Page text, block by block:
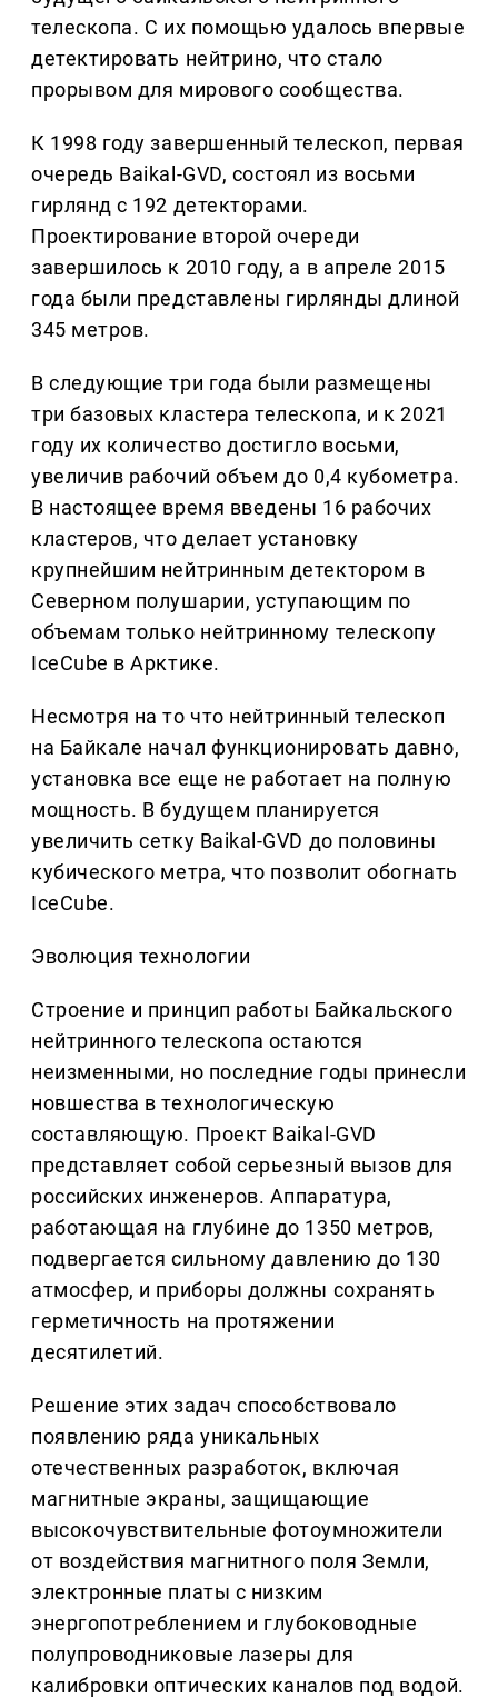
телескопа. С их помощью удалось впервые
детектировать нейтрино, что стало
прорывом для мирового сообщества.
К 1998 году завершенный телескоп, первая
очередь Baikal-GVD, состоял из восьми
гирлянд с 192 детекторами.
Проектирование второй очереди
завершилось к 2010 году, а в апреле 2015
года были представлены гирлянды длиной
345 метров.
В следующие три года были размещены
три базовых кластера телескопа, и к 2021
году их количество достигло восьми,
увеличив рабочий объем до 0,4 кубометра.
В настоящее время введены 16 рабочих
кластеров, что делает установку
крупнейшим нейтринным детектором в
Северном полушарии, уступающим по
объемам только нейтринному телескопу
IceCube в Арктике.
Несмотря на то что нейтринный телескоп
на Байкале начал функционировать давно,
установка все еще не работает на полную
мощность. В будущем планируется
увеличить сетку Baikal-GVD до половины
кубического метра, что позволит обогнать
IceCube.
Эволюция технологии
Строение и принцип работы Байкальского
нейтринного телескопа остаются
неизменными, но последние годы принесли
новшества в технологическую
составляющую. Проект Baikal-GVD
представляет собой серьезный вызов для
российских инженеров. Аппаратура,
работающая на глубине до 1350 метров,
подвергается сильному давлению до 130
атмосфер, и приборы должны сохранять
герметичность на протяжении
десятилетий.
Решение этих задач способствовало
появлению ряда уникальных
отечественных разработок, включая
магнитные экраны, защищающие
высокочувствительные фотоумножители
от воздействия магнитного поля Земли,
электронные платы с низким
энергопотреблением и глубоководные
полупроводниковые лазеры для
калибровки оптических каналов под водой.